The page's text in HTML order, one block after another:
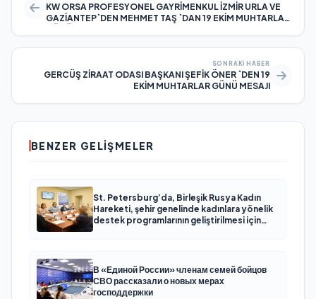
KW ORSA PROFESYONEL GAYRİMENKUL İZMİR URLA VE
GAZİANTEP`DEN MEHMET TAŞ `DAN 19 EKİM MUHTARLAR
SONRAKI HABER
GERCÜŞ ZİRAAT ODASI BAŞKANI ŞEFİK ÖNER `DEN 19
EKİM MUHTARLAR GÜNÜ MESAJI
BENZER GELIŞMELER
St. Petersburg’da, Birleşik Rusya Kadın
Hareketi, şehir genelinde kadınlara yönelik
destek programlarının geliştirilmesi için
В «Единой России» членам семей бойцов
СВО рассказали о новых мерах
господдержки